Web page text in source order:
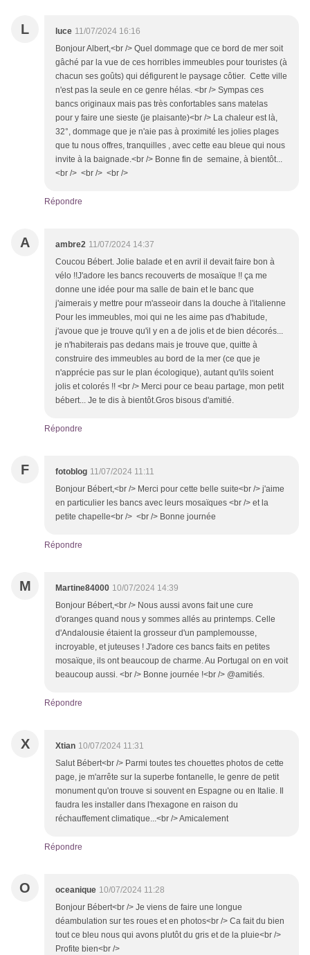
L luce 11/07/2024 16:16
Bonjour Albert,<br /> Quel dommage que ce bord de mer soit
gâché par la vue de ces horribles immeubles pour touristes (à
chacun ses goûts) qui défigurent le paysage côtier. Cette ville
n'est pas la seule en ce genre hélas. <br /> Sympas ces
bancs originaux mais pas très confortables sans matelas
pour y faire une sieste (je plaisante)<br /> La chaleur est là,
32°, dommage que je n'aie pas à proximité les jolies plages
que tu nous offres, tranquilles , avec cette eau bleue qui nous
invite à la baignade.<br /> Bonne fin de semaine, à bientôt...
<br /> <br /> <br />
Répondre
A ambre2 11/07/2024 14:37
Coucou Bébert. Jolie balade et en avril il devait faire bon à
vélo !!J'adore les bancs recouverts de mosaïque !! ça me
donne une idée pour ma salle de bain et le banc que
j'aimerais y mettre pour m'asseoir dans la douche à l'italienne
Pour les immeubles, moi qui ne les aime pas d'habitude,
j'avoue que je trouve qu'il y en a de jolis et de bien décorés...
je n'habiterais pas dedans mais je trouve que, quitte à
construire des immeubles au bord de la mer (ce que je
n'apprécie pas sur le plan écologique), autant qu'ils soient
jolis et colorés !! <br /> Merci pour ce beau partage, mon petit
bébert... Je te dis à bientôt.Gros bisous d'amitié.
Répondre
F fotoblog 11/07/2024 11:11
Bonjour Bébert,<br /> Merci pour cette belle suite<br /> j'aime
en particulier les bancs avec leurs mosaïques <br /> et la
petite chapelle<br /> <br /> Bonne journée
Répondre
M Martine84000 10/07/2024 14:39
Bonjour Bébert,<br /> Nous aussi avons fait une cure
d'oranges quand nous y sommes allés au printemps. Celle
d'Andalousie étaient la grosseur d'un pamplemousse,
incroyable, et juteuses ! J'adore ces bancs faits en petites
mosaïque, ils ont beaucoup de charme. Au Portugal on en voit
beaucoup aussi. <br /> Bonne journée !<br /> @amitiés.
Répondre
X Xtian 10/07/2024 11:31
Salut Bébert<br /> Parmi toutes tes chouettes photos de cette
page, je m'arrête sur la superbe fontanelle, le genre de petit
monument qu'on trouve si souvent en Espagne ou en Italie. Il
faudra les installer dans l'hexagone en raison du
réchauffement climatique...<br /> Amicalement
Répondre
O oceanique 10/07/2024 11:28
Bonjour Bébert<br /> Je viens de faire une longue
déambulation sur tes roues et en photos<br /> Ca fait du bien
tout ce bleu nous qui avons plutôt du gris et de la pluie<br />
Profite bien<br />